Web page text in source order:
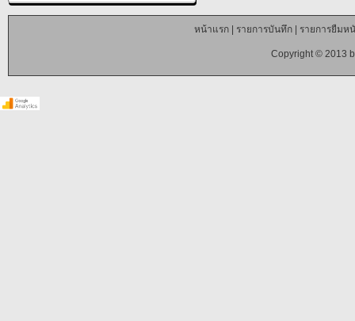
หน้าแรก| รายการบันทึก| รายการยืมห
Copyright © 2013